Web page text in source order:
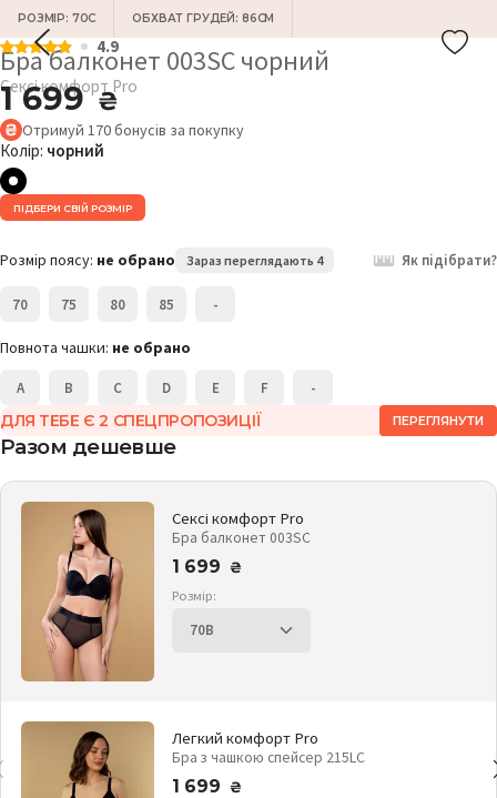
РОЗМІР: 70С ОБХВАТ ГРУДЕЙ: 86СМ
4.9
Бра балконет 003SC чорний
Сексі комфорт Pro
1 699₴
Отримуй 170бонусів за покупку
Колір: чорний
ПІДБЕРИ СВІЙ РОЗМІР
Розмір поясу: не обрано Зараз переглядають 4 Як підібрати?
70 75 80 85 -
Повнота чашки: не обрано
A B C D E F -
ДЛЯ ТЕБЕ Є 2 СПЕЦПРОПОЗИЦІЇ ПЕРЕГЛЯНУТИ
Разом дешевше
Сексі комфорт Pro
Бра балконет 003SC
1 699
₴
Розмір:
Легкий комфорт Pro
Бра з чашкою спейсер 215LC
1 699
₴